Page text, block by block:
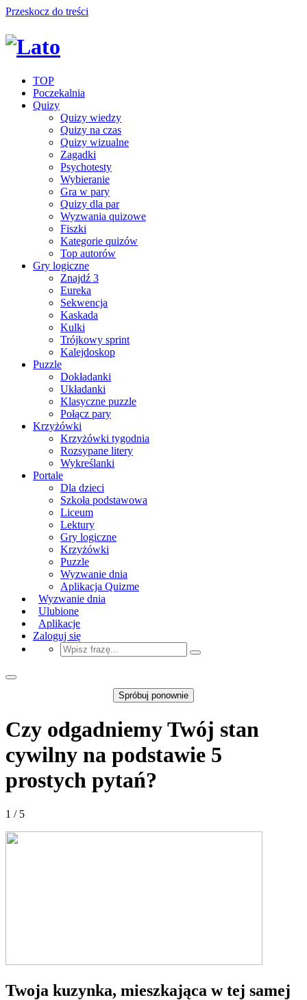
Przeskocz do treści
TOP
Poczekalnia
Quizy
Quizy wiedzy
Quizy na czas
Quizy wizualne
Zagadki
Psychotesty
Wybieranie
Gra w pary
Quizy dla par
Wyzwania quizowe
Fiszki
Kategorie quizów
Top autorów
Gry logiczne
Znajdź 3
Eureka
Sekwencja
Kaskada
Kulki
Trójkowy sprint
Kalejdoskop
Puzzle
Dokładanki
Układanki
Klasyczne puzzle
Połącz pary
Krzyżówki
Krzyżówki tygodnia
Rozsypane litery
Wykreślanki
Portale
Dla dzieci
Szkoła podstawowa
Liceum
Lektury
Gry logiczne
Krzyżówki
Puzzle
Wyzwanie dnia
Aplikacja Quizme
Wyzwanie dnia
Ulubione
Aplikacje
Zaloguj się
Spróbuj ponownie
Czy odgadniemy Twój stan
cywilny na podstawie 5
prostych pytań?
1 / 5
Twoja kuzynka, mieszkająca w tej samej